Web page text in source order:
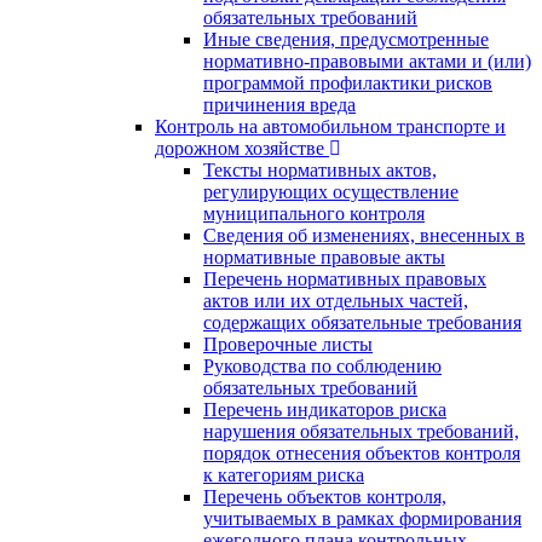
обязательных требований
Иные сведения, предусмотренные
нормативно-правовыми актами и (или)
программой профилактики рисков
причинения вреда
Контроль на автомобильном транспорте и
дорожном хозяйстве
Тексты нормативных актов,
регулирующих осуществление
муниципального контроля
Сведения об изменениях, внесенных в
нормативные правовые акты
Перечень нормативных правовых
актов или их отдельных частей,
содержащих обязательные требования
Проверочные листы
Руководства по соблюдению
обязательных требований
Перечень индикаторов риска
нарушения обязательных требований,
порядок отнесения объектов контроля
к категориям риска
Перечень объектов контроля,
учитываемых в рамках формирования